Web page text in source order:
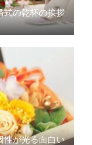
式の乾杯の挨拶
性が光る面白い